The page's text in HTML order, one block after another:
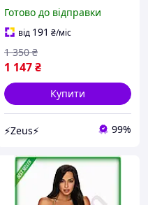
Готово до відправки
від 191 ₴/міс
1 147₴
1 350 ₴
Купити
⚡Zeus⚡ 99%